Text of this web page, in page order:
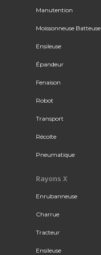
Manutention
Moissonneuse Batteuse
Ensileuse
Épandeur
Fenaison
Robot
Transport
Récolte
Pneumatique
Rayons X
Enrubanneuse
Charrue
Tracteur
Ensileuse